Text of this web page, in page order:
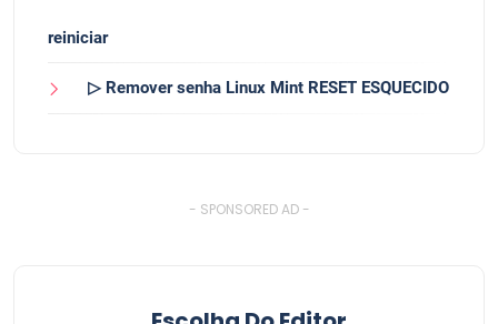
reiniciar
▷ Remover senha Linux Mint RESET ESQUECIDO
- SPONSORED AD -